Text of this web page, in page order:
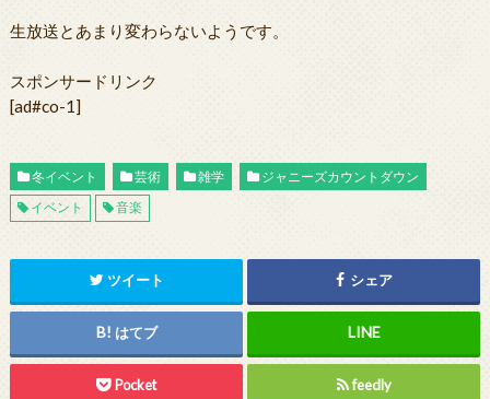
生放送とあまり変わらないようです。
スポンサードリンク
[ad#co-1]
冬イベント 芸術 雑学
ジャニーズカウントダウン
イベント
音楽
ツイート シェア
はてブ
Pocket feedly